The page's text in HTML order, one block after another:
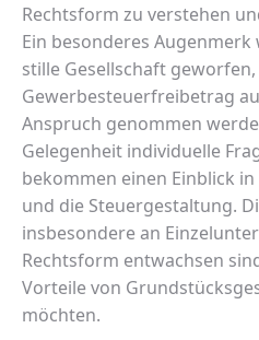
Rechtsform zu verstehen
Ein besonderes
stille Gesellschaft
Gewerbesteuerfreibetrag
Anspruch genommen
Gelegenheit individuelle
bekommen einen Einblick
und die Steuergestaltung.
insbesondere an
Rechtsform entwachsen
Vorteile von
möchten.